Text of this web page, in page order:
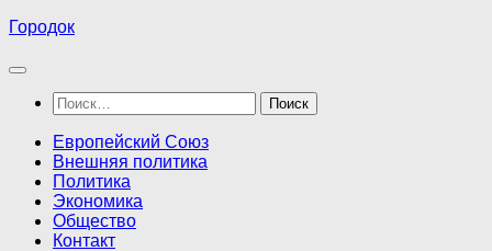
Перейти
содержимому
Городок
Найти:
Европейский Союз
Внешняя политика
Политика
Экономика
Общество
Контакт